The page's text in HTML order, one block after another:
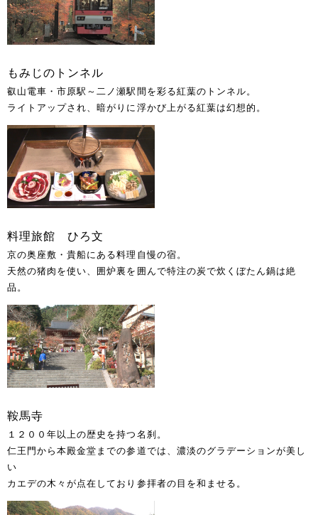
もみじのトンネル
叡山電車・市原駅～二ノ瀬駅間を彩る紅葉のトンネル。
ライトアップされ、暗がりに浮かび上がる紅葉は幻想的。
料理旅館 ひろ文
京の奥座敷・貴船にある料理自慢の宿。
天然の猪肉を使い、囲炉裏を囲んで特注の炭で炊くぼたん鍋は絶
品。
鞍馬寺
１２００年以上の歴史を持つ名刹。
仁王門から本殿金堂までの参道では、濃淡のグラデーションが美し
い
カエデの木々が点在しており参拝者の目を和ませる。